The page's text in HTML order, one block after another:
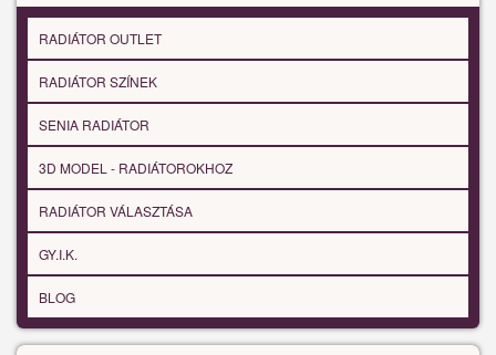
RADIÁTOR OUTLET
RADIÁTOR SZÍNEK
SENIA RADIÁTOR
3D MODEL - RADIÁTOROKHOZ
RADIÁTOR VÁLASZTÁSA
GY.I.K.
BLOG